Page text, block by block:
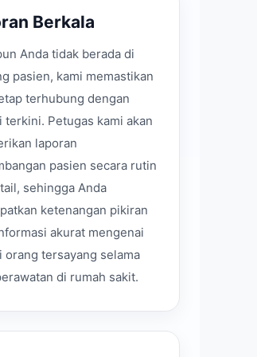
Berkala
Anda tidak berada di
pasien, kami memastikan
terhubung dengan
terkini. Petugas kami akan
laporan
pasien secara rutin
sehingga Anda
ketenangan pikiran
akurat mengenai
orang tersayang selama
di rumah sakit.